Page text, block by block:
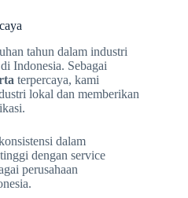
tahun dalam industri
Indonesia. Sebagai
terpercaya, kami
lokal dan memberikan
dalam
dengan service
perusahaan